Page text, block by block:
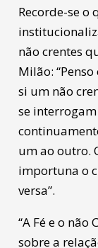
Recorde-se o
não crentes
Milão:
si um não
se
um ao outro.
importuna o
versa”.
“A Fé e o
sobre a